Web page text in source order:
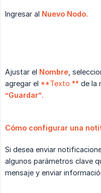
Ingresar al Nuevo Nodo.
Ajustar el Nombre ,
agregar el **Texto ** de la
“Guardar”.
Cómo configurar una
Si desea enviar
algunos parámetros clave
mensaje y enviar